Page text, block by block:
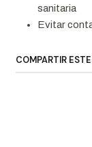
sanitaria
Evitar
COMPARTIR